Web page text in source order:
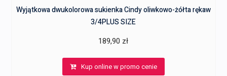
Wyjątkowa dwukolorowa sukienka Cindy oliwkowo-żółta rękaw
3/4PLUS SIZE
189,90 zł
Kup online w promo cenie